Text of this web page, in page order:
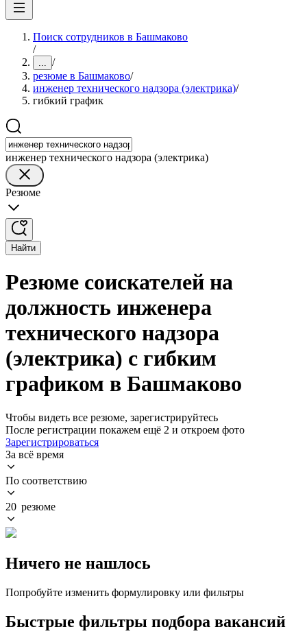
Поиск сотрудников в Башмаково
/
... /
резюме в Башмаково/
инженер технического надзора (электрика)/
гибкий график
инженер технического надзора (электрика)
Резюме
Найти
Резюме соискателей на
должность инженера
технического надзора
(электрика) с гибким
графиком в Башмаково
Чтобы видеть все резюме, зарегистрируйтесь
После регистрации покажем ещё 2 и откроем фото
Зарегистрироваться
За всё время
По соответствию
20 резюме
Ничего не нашлось
Попробуйте изменить формулировку или фильтры
Быстрые фильтры подбора вакансий